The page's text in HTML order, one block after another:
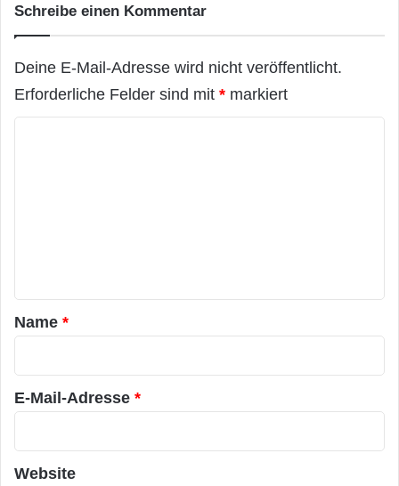
e
Schreibe einen Kommentar
Deine E-Mail-Adresse wird nicht veröffentlicht.
Erforderliche Felder sind mit * markiert
a
r
*
Name *
E-Mail-Adresse *
Website